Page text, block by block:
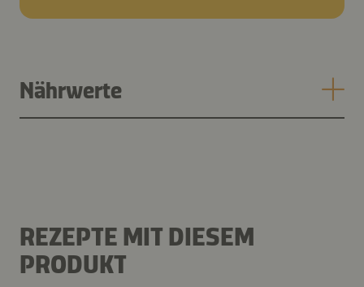
Nährwerte
REZEPTE MIT DIESEM
PRODUKT